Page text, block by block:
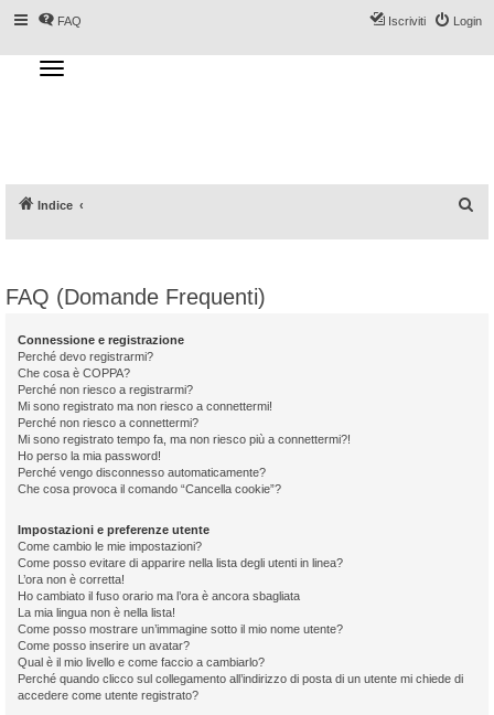
FAQ Login
Iscriviti
T
o
g
a
t
Indice
FAQ (Domande Frequenti)
Connessione e registrazione
Perché devo registrarmi?
Che cosa è COPPA?
Perché non riesco a registrarmi?
Mi sono registrato ma non riesco a connettermi!
Perché non riesco a connettermi?
Mi sono registrato tempo fa, ma non riesco più a connettermi?!
Ho perso la mia password!
Perché vengo disconnesso automaticamente?
Che cosa provoca il comando “Cancella cookie”?
Impostazioni e preferenze utente
Come cambio le mie impostazioni?
Come posso evitare di apparire nella lista degli utenti in linea?
L’ora non è corretta!
Ho cambiato il fuso orario ma l’ora è ancora sbagliata
La mia lingua non è nella lista!
Come posso mostrare un’immagine sotto il mio nome utente?
Come posso inserire un avatar?
Qual è il mio livello e come faccio a cambiarlo?
Perché quando clicco sul collegamento all’indirizzo di posta di un utente mi chiede di
accedere come utente registrato?